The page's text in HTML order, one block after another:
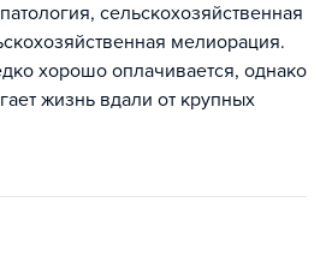
сельскохозяйственная
мелиорация.
хорошо оплачивается, однако
жизнь вдали от крупных